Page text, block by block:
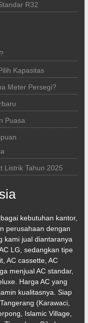
R32
Kapasitas
Meter Persegi?
Puasa
Listrik Tahun 2025
kebutuhan kantor,
perusahaan dengan
kami jual diantaranya
LG, sedangkan tipe
AC cassette, AC
menjual AC standar,
Harga AC yang
kualitasnya. Siap
(Karawaci,
Islamic Village,